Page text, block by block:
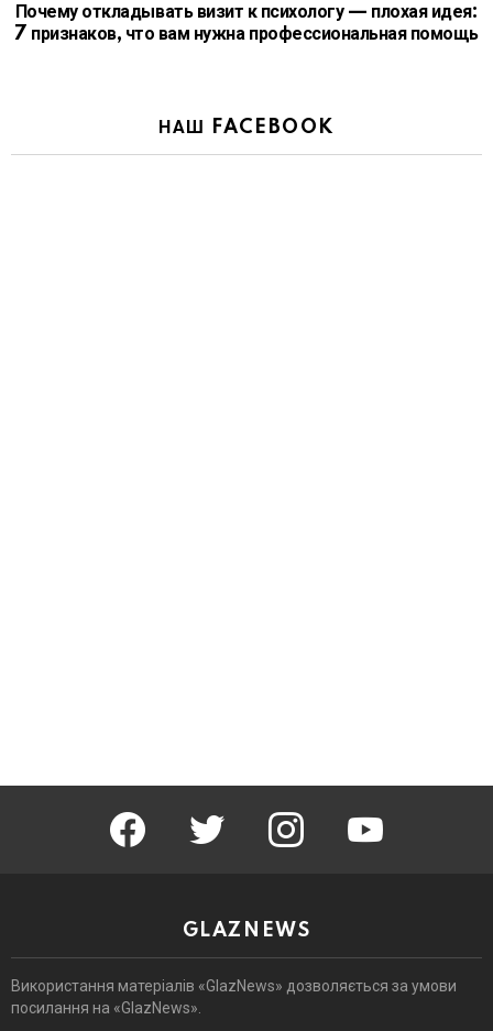
Почему откладывать визит к психологу — плохая идея:
7 признаков, что вам нужна профессиональная помощь
НАШ FACEBOOK
facebook twitter instagram
GLAZNEWS
Використання матеріалів «GlazNews» дозволяється за умови
посилання на «GlazNews».